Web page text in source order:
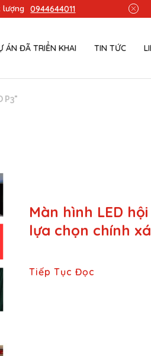
lượng 0944644011
ÁN ĐÃ TRIỂN KHAI TIN TỨC
P3"
Màn hình LED
lựa chọn chính
Tiếp Tục Đọc